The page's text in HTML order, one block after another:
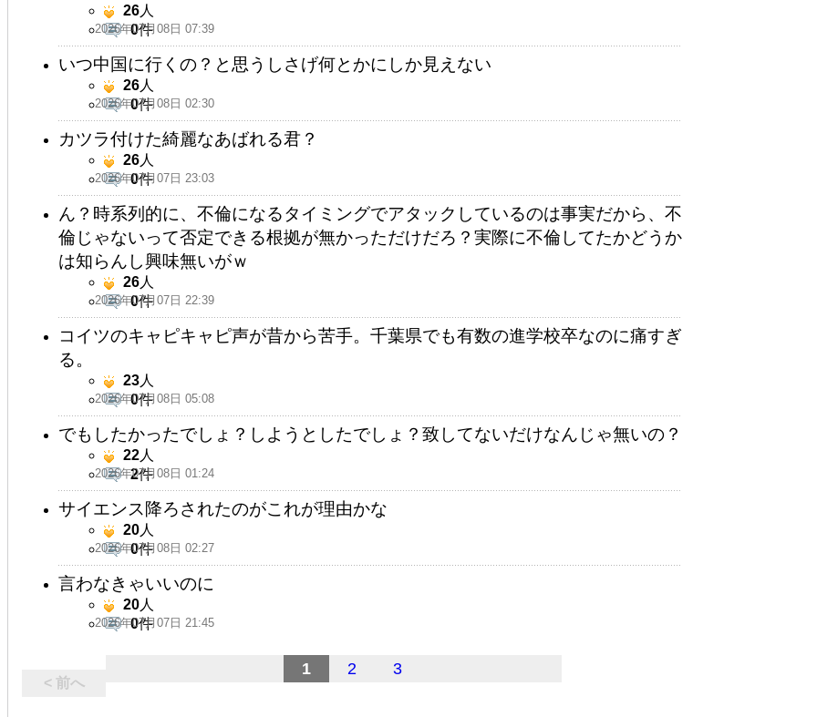
2026年07月08日 07:39
26人
0件
いつ中国に行くの？と思うしさげ何とかにしか見えない
2026年07月08日 02:30
26人
0件
カツラ付けた綺麗なあばれる君？
2026年07月07日 23:03
26人
0件
ん？時系列的に、不倫になるタイミングでアタックしているのは事実だから、不
倫じゃないって否定できる根拠が無かっただけだろ？実際に不倫してたかどうか
は知らんし興味無いがｗ
2026年07月07日 22:39
26人
0件
コイツのキャピキャピ声が昔から苦手。千葉県でも有数の進学校卒なのに痛すぎ
る。
2026年07月08日 05:08
23人
0件
でもしたかったでしょ？しようとしたでしょ？致してないだけなんじゃ無いの？
2026年07月08日 01:24
22人
2件
サイエンス降ろされたのがこれが理由かな
2026年07月08日 02:27
20人
0件
言わなきゃいいのに
2026年07月07日 21:45
20人
0件
< 前へ
1 2 3